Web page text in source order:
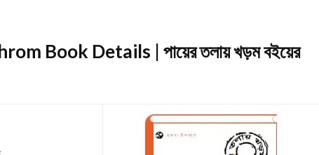
Book Details | পায়ের তলায় খড়মবইয়ের